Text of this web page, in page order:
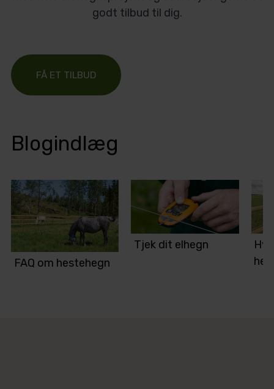
godt tilbud til dig.
FÅ ET TILBUD
Blogindlæg
FAQ om hestehegn
Tjek dit elhegn